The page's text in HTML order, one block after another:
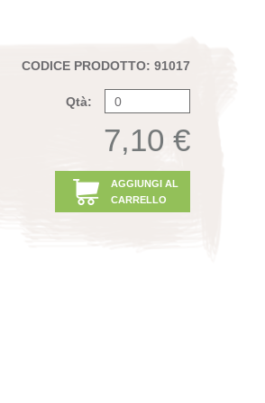
CODICE PRODOTTO: 91017
Qtà:
7,10 €
AGGIUNGI AL
CARRELLO